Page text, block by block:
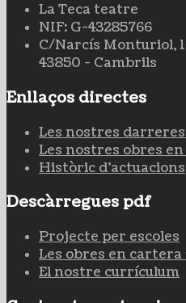
La Teca teatre
NIF: G-43285766
C/Narcís Monturiol, 1
43850 - Cambrils
Enllaços directes
Les nostres
Les nostres obres
Històric d'actuacions
Descàrregues pdf
Projecte per escoles
Les obres en cartera
El nostre currículum